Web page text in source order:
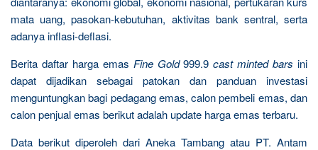
mata uang, pasokan-kebutuhan, aktivitas bank sentral, serta
adanya inflasi-deflasi.
Berita daftar harga emas Fine Gold999.9cast minted barsini
dapat dijadikan sebagai patokan dan panduan investasi
menguntungkan bagi pedagang emas, calon pembeli emas, dan
calon penjual emas berikut adalah update harga emas terbaru.
Data berikut diperoleh dari Aneka Tambang atau PT. Antam